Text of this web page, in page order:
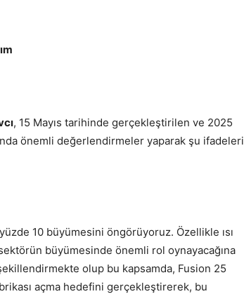
, 15 Mayıs tarihinde gerçekleştirilen ve 2025
önemli değerlendirmeler yaparak şu ifadeleri
10 büyümesini öngörüyoruz. Özellikle ısı
büyümesinde önemli rol oynayacağına
olup bu kapsamda, Fusion 25
açma hedefini gerçekleştirerek, bu